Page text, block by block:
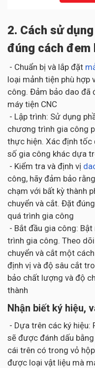
2. Cách sử
đúng cách đem
- Chuẩn bị và lắp đặt
loại mảnh tiện phù hợp
công. Đảm bảo dao đã
máy tiện CNC
- Lập trình: Sử dụng
chương trình gia công
thực hiện. Xác định tốc
số gia công khác dựa
- Kiểm tra và định vị
công, hãy đảm bảo
chạm với bất kỳ thành
chuyển và cắt. Đặt
quá trình gia công
- Bắt đầu gia công:
trình gia công. Theo
chuyển và cắt một
định vị và độ sâu cắt
bảo chất lượng và độ
thành
Nhận biết ký hiệu,
- Dựa trên các ký hiệu:
sẽ được đánh dấu
cái trên có trong vỏ
được loại vật liệu mà